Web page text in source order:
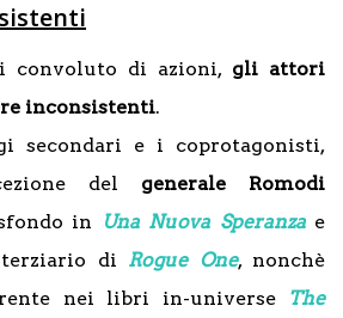
convoluto di azioni, gli attori
inconsistenti.
secondari e i coprotagonisti,
del generale Romodi
in
Una Nuova Speranzae
di Rogue One, nonchè
nei libri in-universe
The